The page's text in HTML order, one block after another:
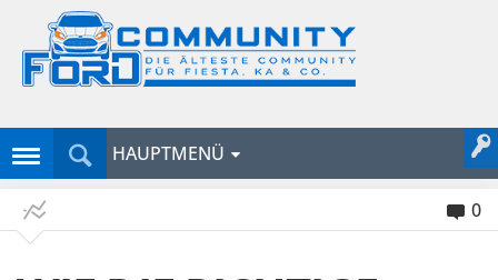
HAUPTMENÜ
0